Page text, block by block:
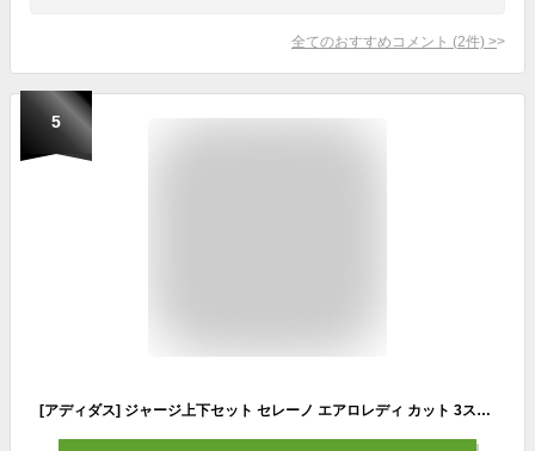
全てのおすすめコメント (2件) >
5
[アディダス] ジャージ上下セット セレーノ エアロレディ カット 3ストライプス トラックスーツ KNA81 メンズ Top:ブラック Bottom:ブラック(IR7843) M